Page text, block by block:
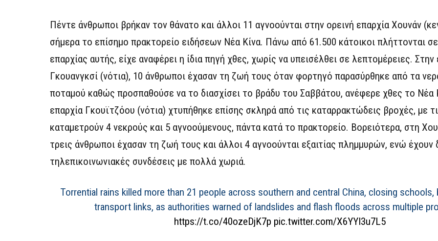
Πέντε άνθρωποι βρήκαν τον θάνατο και άλλοι 11 αγνοούνται στην ορεινή επαρχία Χουνάν
σήμερα το επίσημο πρακτορείο ειδήσεων Νέα Κίνα. Πάνω από 61.500 κάτοικοι πλήττονται
επαρχίας αυτής, είχε αναφέρει η ίδια πηγή χθες, χωρίς να υπεισέλθει σε λεπτομέρειες. Στην
Γκουανγκσί (νότια), 10 άνθρωποι έχασαν τη ζωή τους όταν φορτηγό παρασύρθηκε από τα
ποταμού καθώς προσπαθούσε να το διασχίσει το βράδυ του Σαββάτου, ανέφερε χθες το Νέα
επαρχία Γκουϊτζόου (νότια) χτυπήθηκε επίσης σκληρά από τις καταρρακτώδεις βροχές, με
καταμετρούν 4 νεκρούς και 5 αγνοούμενους, πάντα κατά το πρακτορείο. Βορειότερα, στη
τρεις άνθρωποι έχασαν τη ζωή τους και άλλοι 4 αγνοούνται εξαιτίας πλημμυρών, ενώ έχουν
τηλεπικοινωνιακές συνδέσεις με πολλά χωριά.
Torrential rains killed more than 21 people across southern and central China, closing schools,
transport links, as authorities warned of landslides and flash floods across multiple
https://t.co/40ozeDjK7p pic.twitter.com/X6YYI3u7L5